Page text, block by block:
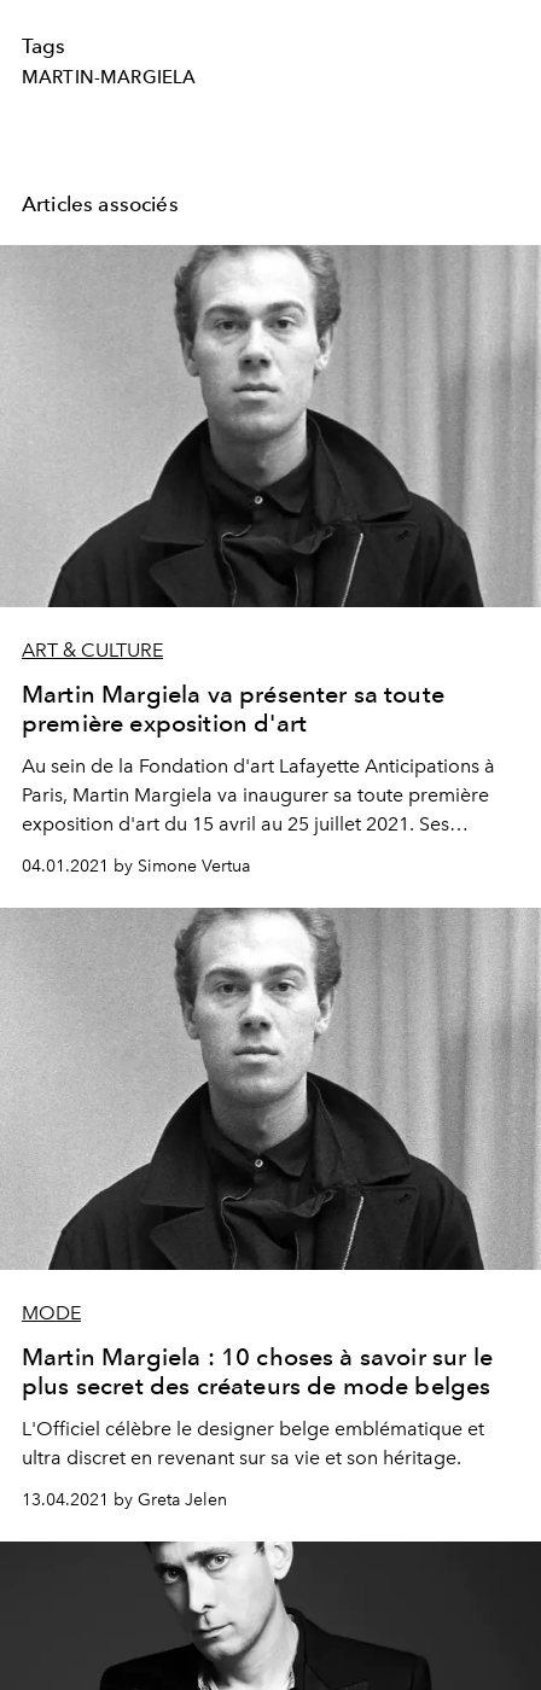
Tags
MARTIN-MARGIELA
Articles associés
ART & CULTURE
Martin Margiela va présenter sa toute
première exposition d'art
Au sein de la Fondation d'art Lafayette Anticipations à
Paris, Martin Margiela va inaugurer sa toute première
exposition d'art du 15 avril au 25 juillet 2021. Ses
sculptures et des installations.
04.01.2021 by Simone Vertua
MODE
Martin Margiela : 10 choses à savoir sur le
plus secret des créateurs de mode belges
L'Officiel célèbre le designer belge emblématique et
ultra discret en revenant sur sa vie et son héritage.
13.04.2021 by Greta Jelen